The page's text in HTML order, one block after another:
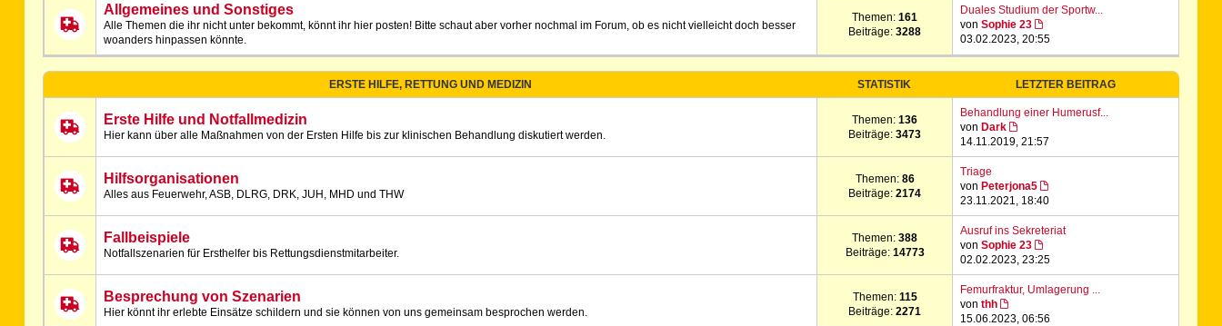
Allgemeines und Sonstiges
Alle Themen die ihr nicht unter bekommt, könnt ihr hier posten! Bitte schaut aber vorher nochmal im Forum, ob es nicht vielleicht doch besser
woanders hinpassen könnte.
Themen:161
Beiträge:3288
Duales Studium der Sportw...
vonSophie 23
03.02.2023, 20:55
ERSTE HILFE, RETTUNG UND MEDIZIN STATISTIK LETZTER BEITRAG
Erste Hilfe und Notfallmedizin
Hier kann über alle Maßnahmen von der Ersten Hilfe bis zur klinischen Behandlung diskutiert werden.
Themen:136
Beiträge:3473
Behandlung einer Humerusf...
von Dark
14.11.2019, 21:57
Hilfsorganisationen
Alles aus Feuerwehr, ASB, DLRG, DRK, JUH, MHD und THW
Themen: 86
Beiträge:2174
Triage
von Peterjona5
23.11.2021, 18:40
Fallbeispiele
Notfallszenarien für Ersthelfer bis Rettungsdienstmitarbeiter.
Themen:388
Beiträge: 14773
Ausruf ins Sekreteriat
vonSophie 23
02.02.2023, 23:25
Besprechung von Szenarien
Hier könnt ihr erlebte Einsätze schildern und sie können von uns gemeinsam besprochen werden.
Themen: 115
Beiträge:2271
Femurfraktur, Umlagerung ...
vonthh
15.06.2023, 06:56